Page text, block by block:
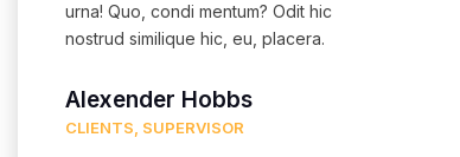
urna! Quo, condi mentum? Odit hic
nostrud similique hic, eu, placera.
Alexender Hobbs
CLIENTS, SUPERVISOR